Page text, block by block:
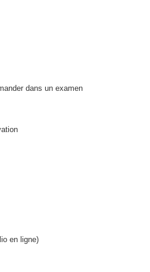
dans un examen
en ligne)